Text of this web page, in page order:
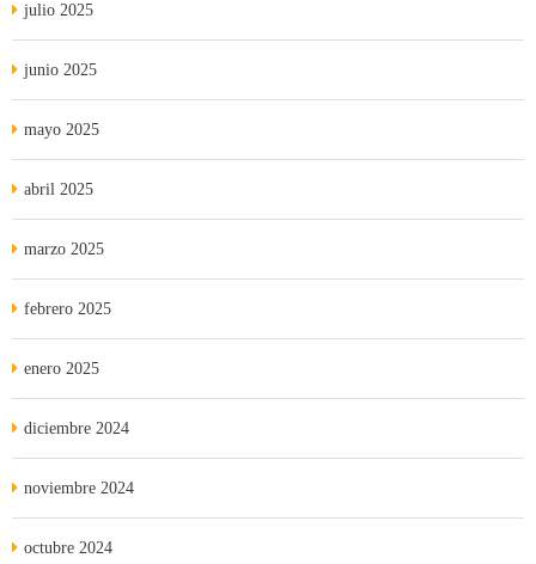
julio 2025
junio 2025
mayo 2025
abril 2025
marzo 2025
febrero 2025
enero 2025
diciembre 2024
noviembre 2024
octubre 2024